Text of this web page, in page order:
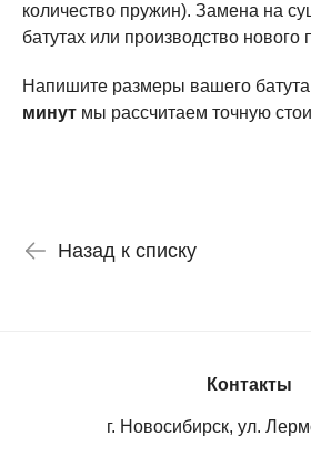
количество пружин). Замена на
батутах или производство нового
Напишите размеры вашего
минут мы рассчитаем точную
Назад к списку
Контакты
г. Новосибирск, ул.